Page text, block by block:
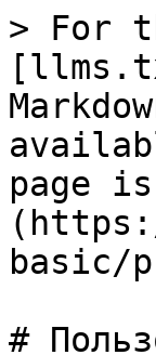
> For
page
basic/
#